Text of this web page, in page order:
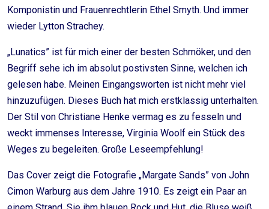
Komponistin und Frauenrechtlerin Ethel Smyth. Und immer
wieder Lytton Strachey.
„Lunatics” ist für mich einer der besten Schmöker, und den
Begriff sehe ich im absolut postivsten Sinne, welchen ich
gelesen habe. Meinen Eingangsworten ist nicht mehr viel
hinzuzufügen. Dieses Buch hat mich erstklassig unterhalten.
Der Stil von Christiane Henke vermag es zu fesseln und
weckt immenses Interesse, Virginia Woolf ein Stück des
Weges zu begeleiten. Große Leseempfehlung!
Das Cover zeigt die Fotografie „Margate Sands” von John
Cimon Warburg aus dem Jahre 1910. Es zeigt ein Paar an